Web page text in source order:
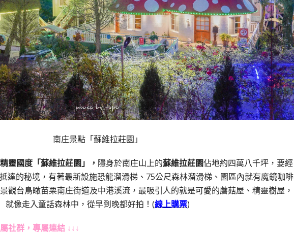
南庄景點「蘇維拉莊園」
精靈國度「蘇維拉莊園」， 隱身於南庄山上的蘇維拉莊園佔地約四萬八千坪，要經
達的秘境，有著最新設施恐龍溜滑梯、75公尺森林溜滑梯、園區內就有魔鏡咖啡
觀台鳥瞰苗栗南庄街道及中港溪流，最吸引人的就是可愛的蘑菇屋、精靈樹屋，
就像走入童話森林中，從早到晚都好拍！(線上購票)
社群 ，專屬連結 ↓↓↓